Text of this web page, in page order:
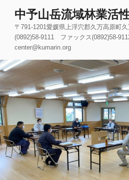
へ
ス
ッ
プ
中予山岳流域林業活
〒791-1201愛媛県上浮穴郡久万高原町
(0892)58-9111 ファックス(0892)58-
center@kumarin.org